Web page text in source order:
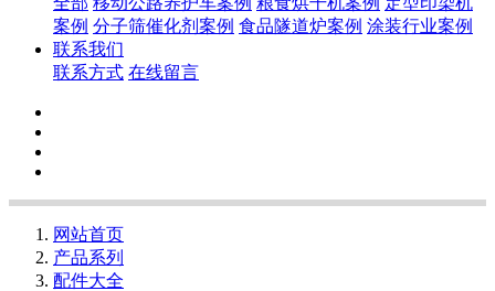
案例 分子筛催化剂案例 食品隧道炉案例 涂装行业案例
联系我们
联系方式 在线留言
网站首页
产品系列
配件大全